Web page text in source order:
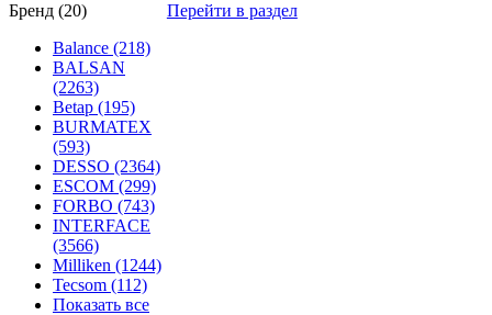
Бренд (20)
Balance (218)
BALSAN
(2263)
Betap (195)
BURMATEX
(593)
DESSO (2364)
ESCOM (299)
FORBO (743)
INTERFACE
(3566)
Milliken (1244)
Tecsom (112)
Показать все
Перейти в раздел